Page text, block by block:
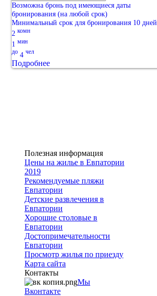
Возможна бронь под имеющиеся даты
бронирования (на любой срок)
Минимальный срок для бронирования 10 дней
2 комн
1 мин
до 4 чел
Подробнее
Полезная информация
Цены на жилье в Евпатории
2019
Рекомендуемые пляжи
Евпатории
Детские развлечения в
Евпатории
Хорошие столовые в
Евпатории
Достопримечательности
Евпатории
Просмотр жилья по приезду
Карта сайта
Контакты
Мы
Вконтакте